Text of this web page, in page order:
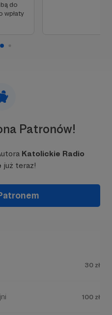
do
wpłaty
Patronów!
Katolickie Radio
już teraz!
30 zł
100 zł